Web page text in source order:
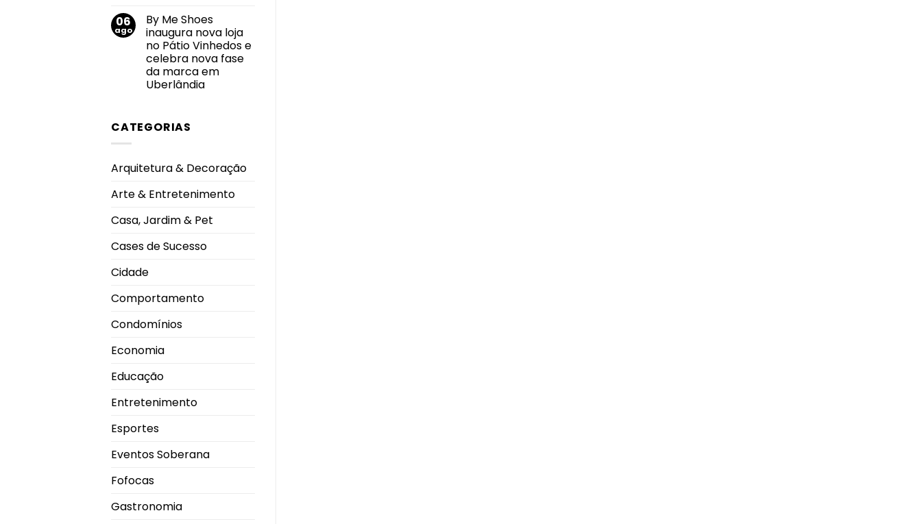
19
DJs
no
Caldas
Rodeo
2026
em
Revista
Soberana
é
reconhecida
pelo
Prêmio
Personalidade
Destaque
06
ago
By Me Shoes
inaugura nova loja
no Pátio Vinhedos e
celebra nova fase
da marca em
Uberlândia
By
Me
loja
Vinhedos
celebra
nova
da
marca
CATEGORIAS
Arquitetura & Decoração
Arte & Entretenimento
Casa, Jardim & Pet
Cases de Sucesso
Cidade
Comportamento
Condomínios
Economia
Educação
Entretenimento
Esportes
Eventos Soberana
Fofocas
Gastronomia